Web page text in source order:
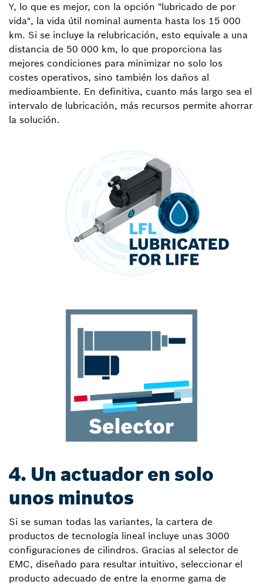
Y, lo que es mejor, con la opción "lubricado de por
vida", la vida útil nominal aumenta hasta los 15 000
km. Si se incluye la relubricación, esto equivale a una
distancia de 50 000 km, lo que proporciona las
mejores condiciones para minimizar no solo los
costes operativos, sino también los daños al
medioambiente. En definitiva, cuanto más largo sea el
intervalo de lubricación, más recursos permite ahorrar
la solución.
4. Un actuador en solo
unos minutos
Si se suman todas las variantes, la cartera de
productos de tecnología lineal incluye unas 3000
configuraciones de cilindros. Gracias al selector de
EMC, diseñado para resultar intuitivo, seleccionar el
producto adecuado de entre la enorme gama de